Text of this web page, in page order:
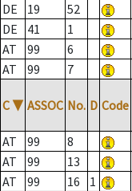
DE
19 52
DE
41 1
AT
99 6
AT
99 7
C ▼ ASSOC No. D Code
AT 99 8
AT
99 13
AT
99 16 1